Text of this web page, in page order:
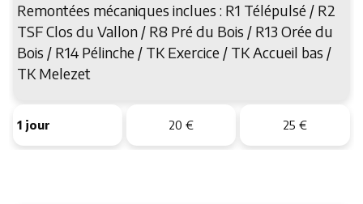
Remontées mécaniques inclues : R1 Télépulsé / R2
TSF Clos du Vallon / R8 Pré du Bois / R13 Orée du
Bois / R14 Pélinche / TK Exercice / TK Accueil bas /
TK Melezet
1 jour 20 € 25 €